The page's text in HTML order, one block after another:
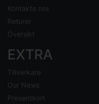
Kontakta oss
Returer
Översikt
EXTRA
Tillverkare
Our News
Presentkort